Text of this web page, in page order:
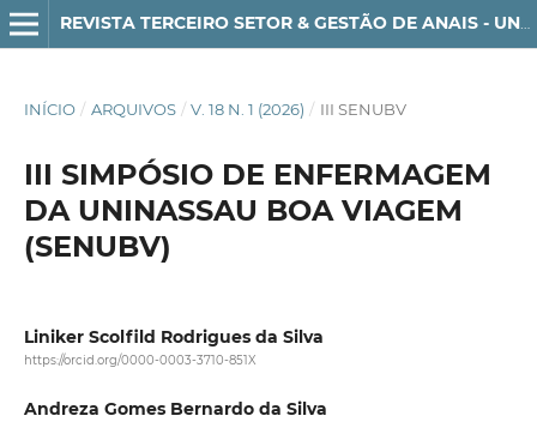
REVISTA TERCEIRO SETOR & GESTÃO DE ANAIS - UNG-SER - ISSN 1982-3290
INÍCIO / ARQUIVOS / V. 18 N. 1 (2026) / III SENUBV
III SIMPÓSIO DE ENFERMAGEM
DA UNINASSAU BOA VIAGEM
(SENUBV)
Liniker Scolfild Rodrigues da Silva
https://orcid.org/0000-0003-3710-851X
Andreza Gomes Bernardo da Silva